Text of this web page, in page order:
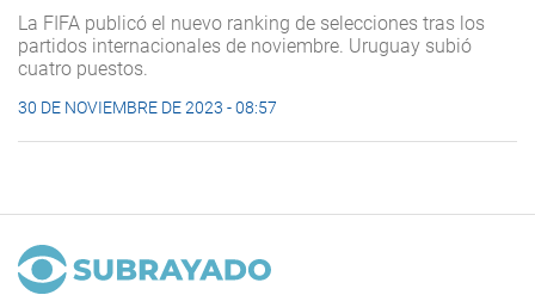
La FIFA publicó el nuevo ranking de selecciones tras los
partidos internacionales de noviembre. Uruguay subió
cuatro puestos.
30 DE NOVIEMBRE DE 2023 - 08:57